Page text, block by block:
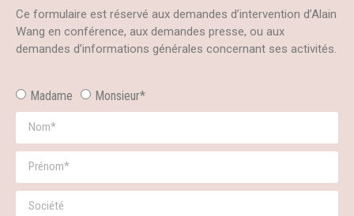
Ce formulaire est réservé aux demandes d’intervention d’Alain
Wang en conférence, aux demandes presse, ou aux
demandes d’informations générales concernant ses activités.
Madame Monsieur*